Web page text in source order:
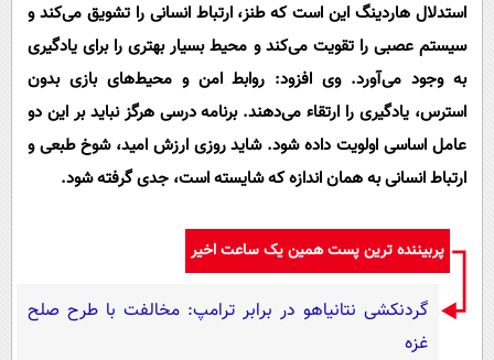
استدلال هاردینگ این است که طنز، ارتباط انسانی را تشویق می‌کند و
سیستم عصبی را تقویت می‌کند و محیط بسیار بهتری را برای یادگیری
به وجود می‌آورد. وی افزود: روابط امن و محیط‌های بازی بدون
استرس، یادگیری را ارتقاء می‌دهند. برنامه درسی هرگز نباید بر این دو
عامل اساسی اولویت داده شود. شاید روزی ارزش امید، شوخ طبعی و
ارتباط انسانی به همان اندازه که شایسته است، جدی گرفته شود.
پربیننده ترین پست همین یک ساعت اخیر
گردنکشی نتانیاهو در برابر ترامپ: مخالفت با طرح صلح
غزه